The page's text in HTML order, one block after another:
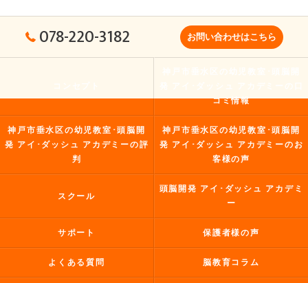
078-220-3182 お問い合わせはこちら
コミ情報
神戸市垂水区の幼児教室･頭脳開
発 アイ･ダッシュ アカデミーの評
判
神戸市垂水区の幼児教室･頭脳開
発 アイ･ダッシュ アカデミーのお
客様の声
スクール
頭脳開発 アイ･ダッシュ アカデミ
ー
サポート 保護者様の声
よくある質問 脳教育コラム